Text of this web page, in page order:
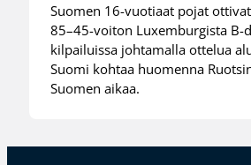
Suomen 16-vuotiaat pojat
85–45-voiton Luxemburgista B-
kilpailuissa johtamalla ottelua
Suomi kohtaa huomenna
Suomen aikaa.